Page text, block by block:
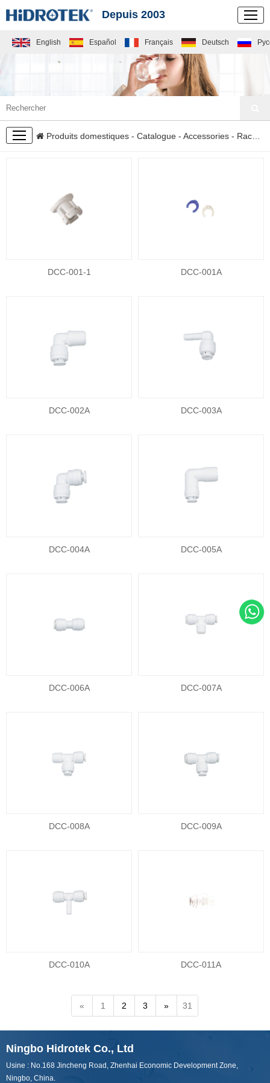
Depuis 2003
English Español Français Deutsch
CATALOGUE
Produits domestiques - Catalogue - Accessories - Raccords rapides
DCC-001-1 DCC-001A
DCC-002A DCC-003A
DCC-004A DCC-005A
DCC-006A DCC-007A
DCC-008A DCC-009A
DCC-010A DCC-011A
« 1 2 3 » 31
Ningbo Hidrotek Co., Ltd
Usine : No.168 Jincheng Road, Zhenhai Economic Development Zone,
Ningbo, China.